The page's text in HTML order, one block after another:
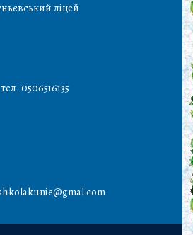
ліцей
тел. 0506516135